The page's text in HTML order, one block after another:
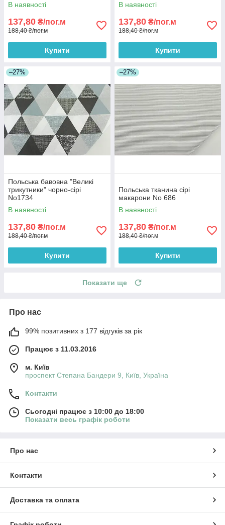
В наявності
137,80 ₴/пог.м
188,40 ₴/пог.м
Купити
В наявності
137,80 ₴/пог.м
188,40 ₴/пог.м
Купити
–27%
Польська бавовна "Великі
трикутники" чорно-сірі
No1734
В наявності
137,80 ₴/пог.м
188,40 ₴/пог.м
Купити
–27%
Польська тканина сірі
макарони No 686
В наявності
137,80 ₴/пог.м
188,40 ₴/пог.м
Купити
Показати ще
Про нас
99% позитивних з 177 відгуків за рік
Працює з 11.03.2016
м. Київ
проспект Степана Бандери 9, Київ, Україна
Контакти
Сьогодні працює з 10:00 до 18:00
Показати весь графік роботи
Про нас
Контакти
Доставка та оплата